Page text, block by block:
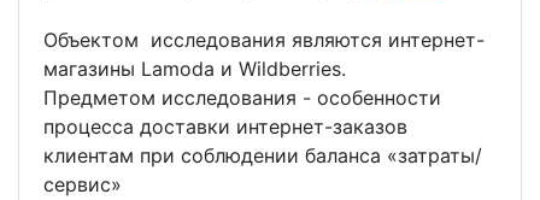
Объектом исследования являются интернет-
магазины Lamoda и Wildberries.
Предметом исследования - особенности
процесса доставки интернет-заказов
клиентам при соблюдении баланса «затраты/
сервис»